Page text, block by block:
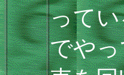
って
でや